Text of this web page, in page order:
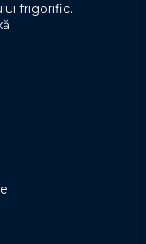
frigorific.